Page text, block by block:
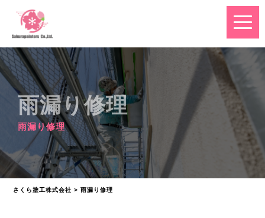
雨漏り修理
雨漏り修理
さくら塗工株式会社 >雨漏り修理